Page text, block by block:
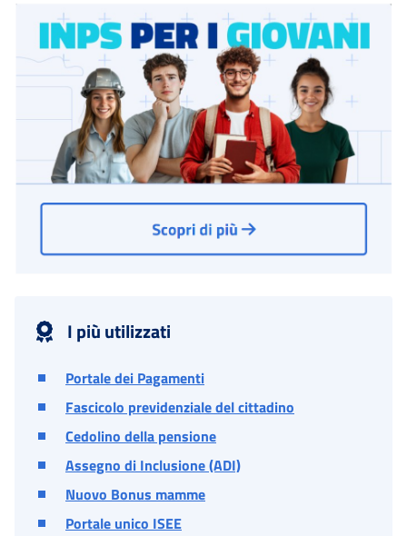
I più utilizzati
Portale dei Pagamenti
Fascicolo previdenziale del cittadino
Cedolino della pensione
Assegno di Inclusione (ADI)
Nuovo Bonus mamme
Portale unico ISEE